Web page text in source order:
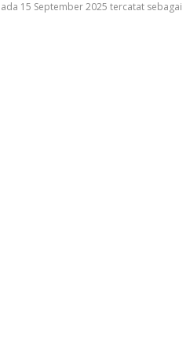
15 September 2025 tercatat sebagai